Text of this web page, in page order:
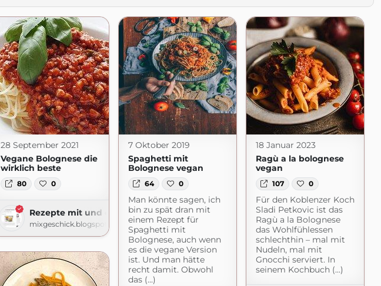
28 September 2021
Vegane Bolognese die
wirklich beste
80 0
Rezepte mit und ohne Thermomix
mixgeschick.blogspot.com
7 Oktober 2019
Spaghetti mit
Bolognese vegan
64 0
Man könnte sagen, ich
bin zu spät dran mit
einem Rezept für
Spaghetti mit
Bolognese, auch wenn
es die vegane Version
ist. Und man hätte
recht damit. Obwohl
das (...)
18 Januar 2023
Ragù a la bolognese
vegan
107 0
Für den Koblenzer Koch
Sladi Petkovic ist das
Ragù a la Bolognese
das Wohlfühlessen
schlechthin – mal mit
Nudeln, mal mit
Gnocchi serviert. In
seinem Kochbuch (...)